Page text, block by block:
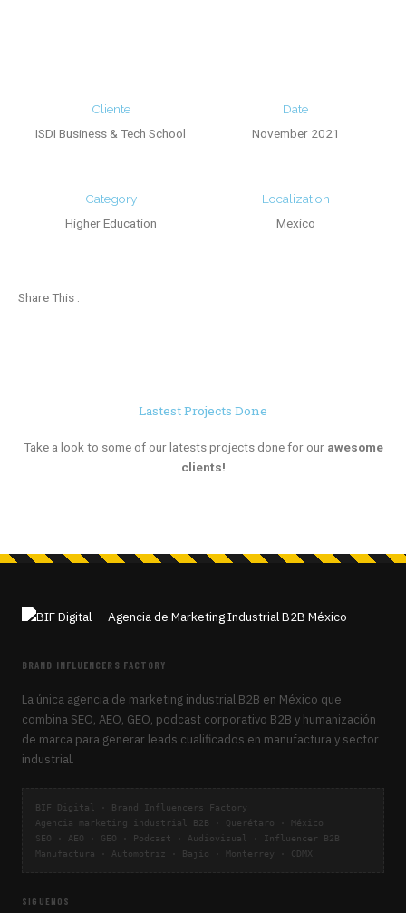
Cliente
ISDI Business & Tech School
Date
November 2021
Category
Higher Education
Localization
Mexico
Share This :
Lastest Projects Done
Take a look to some of our latests projects done for our awesome
clients!
BRAND INFLUENCERS FACTORY
La única agencia de marketing industrial B2B en México que
combina SEO, AEO, GEO, podcast corporativo B2B y humanización
de marca para generar leads cualificados en manufactura y sector
industrial.
BIF Digital · Brand Influencers Factory
Agencia marketing industrial B2B · Querétaro · México
SEO · AEO · GEO · Podcast · Audiovisual · Influencer B2B
Manufactura · Automotriz · Bajío · Monterrey · CDMX
SÍGUENOS